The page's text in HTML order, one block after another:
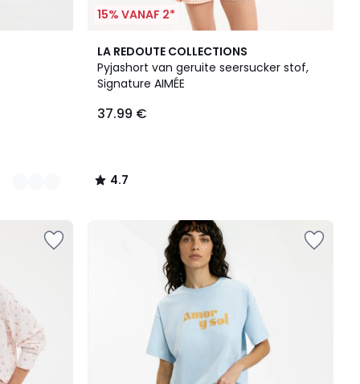
15% VANAF 2*
LA REDOUTE COLLECTIONS
Pyjashort van geruite seersucker stof,
Signature AIMÉE
37.99 €
4.7
/ 5
4.7
/